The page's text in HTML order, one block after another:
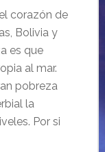
corazón de
Bolivia y
es que
al mar.
pobreza
la
Por si